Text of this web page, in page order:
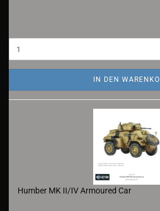
IN DEN
Humber MK II/IV Armoured Car